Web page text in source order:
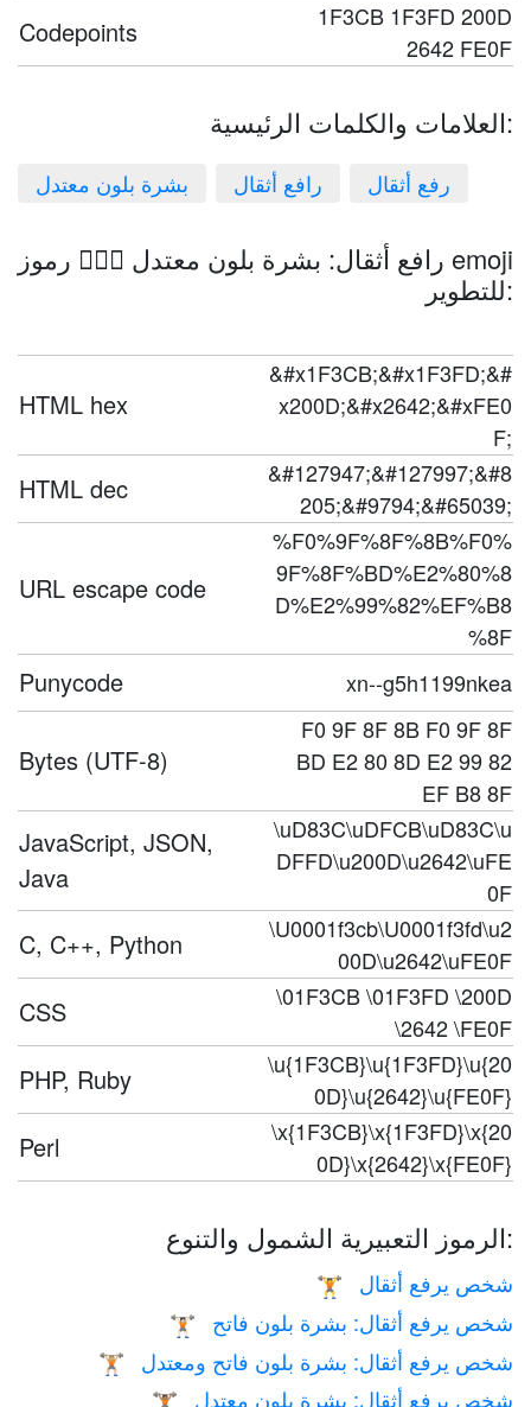
Codepoints
1F3CB 1F3FD 200D
2642 FE0F
العلامات والكلمات الرئيسية:
بشرة بلون معتدل رافع أثقال رفع أثقال
رافع أثقال: بشرة بلون معتدل 🏋🏽‍♂️ رموز emoji
للتطوير:
HTML hex
&#x1F3CB;&#x1F3FD;&#
x200D;&#x2642;&#xFE0
F;
HTML dec
&#127947;&#127997;&#8
205;&#9794;&#65039;
URL escape code
%F0%9F%8F%8B%F0%
9F%8F%BD%E2%80%8
D%E2%99%82%EF%B8
%8F
Punycode xn--g5h1199nkea
Bytes (UTF-8)
F0 9F 8F 8B F0 9F 8F
BD E2 80 8D E2 99 82
EF B8 8F
JavaScript, JSON,
Java
\uD83C\uDFCB\uD83C\u
DFFD\u200D\u2642\uFE
0F
C, C++, Python
\U0001f3cb\U0001f3fd\u2
00D\u2642\uFE0F
CSS
\01F3CB \01F3FD \200D
\2642 \FE0F
PHP, Ruby
\u{1F3CB}\u{1F3FD}\u{20
0D}\u{2642}\u{FE0F}
Perl
\x{1F3CB}\x{1F3FD}\x{20
0D}\x{2642}\x{FE0F}
الرموز التعبيرية الشمول والتنوع:
🏋️ شخص يرفع أثقال
🏋🏻 شخص يرفع أثقال: بشرة بلون فاتح
🏋🏼 شخص يرفع أثقال: بشرة بلون فاتح ومعتدل
شخص يرفع أثقال: بشرة بلون معتدل